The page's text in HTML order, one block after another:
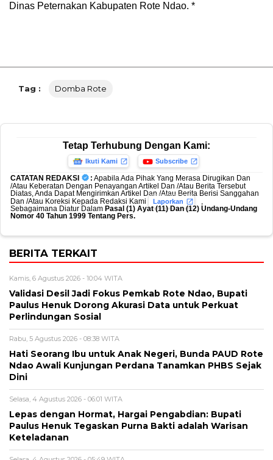
Dinas Peternakan Kabupaten Rote Ndao. *
Tag : Domba Rote
Tetap Terhubung Dengan Kami:
Ikuti Kami Subscribe
CATATAN REDAKSI : Apabila Ada Pihak Yang Merasa Dirugikan Dan
/Atau Keberatan Dengan Penayangan Artikel Dan /Atau Berita Tersebut
Diatas, Anda Dapat Mengirimkan Artikel Dan /Atau Berita Berisi Sanggahan
Dan /Atau Koreksi Kepada Redaksi Kami
Laporkan
,
Sebagaimana Diatur Dalam Pasal (1) Ayat (11) Dan (12) Undang-Undang
Nomor 40 Tahun 1999 Tentang Pers.
BERITA TERKAIT
Kamis, 6 Agustus 2026 - 10:04 WITA
Validasi Desil Jadi Fokus Pemkab Rote Ndao, Bupati
Paulus Henuk Dorong Akurasi Data untuk Perkuat
Perlindungan Sosial
Rabu, 5 Agustus 2026 - 08:38 WITA
Hati Seorang Ibu untuk Anak Negeri, Bunda PAUD Rote
Ndao Awali Kunjungan Perdana Tanamkan PHBS Sejak
Dini
Selasa, 4 Agustus 2026 - 06:01 WITA
Lepas dengan Hormat, Hargai Pengabdian: Bupati
Paulus Henuk Tegaskan Purna Bakti adalah Warisan
Keteladanan